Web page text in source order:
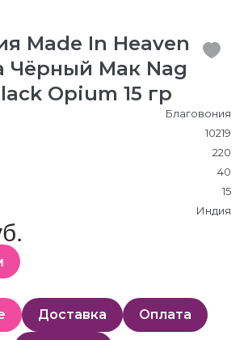
Made In Heaven
Чёрный Мак Nag
Opium 15 гр
Благовония
10219
220
40
15
Индия
Доставка Оплата